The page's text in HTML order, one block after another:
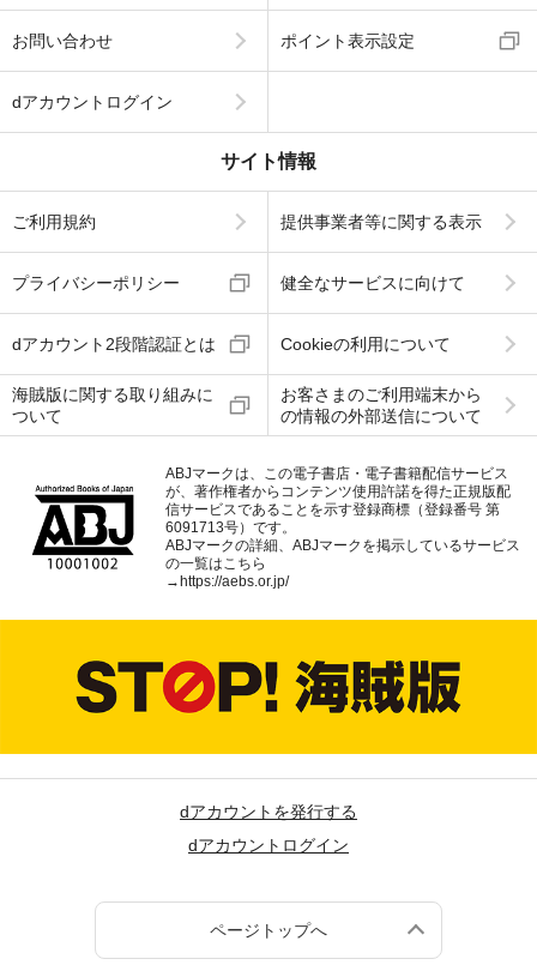
お問い合わせ ポイント表示設定
dアカウントログイン
サイト情報
ご利用規約 提供事業者等に関する表示
プライバシーポリシー 健全なサービスに向けて
dアカウント2段階認証とは Cookieの利用について
海賊版に関する取り組みに
ついて
お客さまのご利用端末から
の情報の外部送信について
ABJマークは、この電子書店・電子書籍配信サービス
が、著作権者からコンテンツ使用許諾を得た正規版配
信サービスであることを示す登録商標（登録番号 第
6091713号）です。
ABJマークの詳細、ABJマークを掲示しているサービス
の一覧はこちら
→https://aebs.or.jp/
dアカウントを発行する
dアカウントログイン
ページトップへ